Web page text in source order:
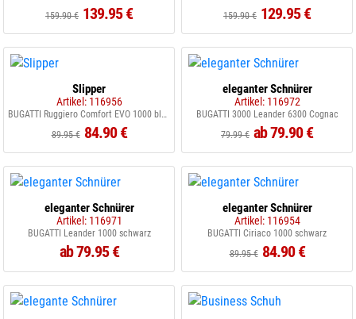
159.90 € 139.95 €
159.90 € 129.95 €
Slipper
Artikel: 116956
BUGATTI Ruggiero Comfort EVO 1000 black
89.95 € 84.90 €
eleganter Schnürer
Artikel: 116972
BUGATTI 3000 Leander 6300 Cognac
79.99 € ab 79.90 €
eleganter Schnürer
Artikel: 116971
BUGATTI Leander 1000 schwarz
ab 79.95 €
eleganter Schnürer
Artikel: 116954
BUGATTI Ciriaco 1000 schwarz
89.95 € 84.90 €